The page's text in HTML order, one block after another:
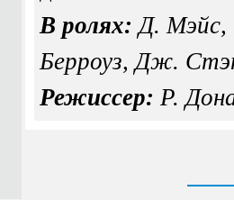
В ролях:Д.
Берроуз, Дж.
Режиссер: Р.